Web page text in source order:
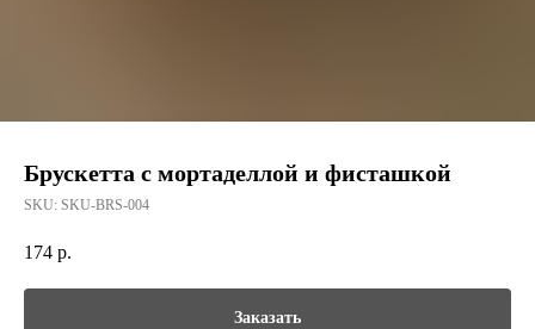
Брускетта с мортаделлой и фисташкой
SKU: SKU-BRS-004
174 р.
Заказать